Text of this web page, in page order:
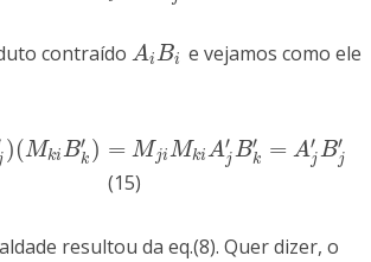
contraído Ai Bi
AiBi
e vejamos como ele
)(Mki B′
k ) = Mji Mki A′
j B′
k = A′
j B′
j
k′)=MjiMki Aj′Bk′=Aj′Bj′
(15)
resultou da eq.(8). Quer dizer, o